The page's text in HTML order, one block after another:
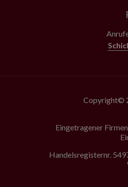
Copyright©
Eingetragener
Handelsregisternr.